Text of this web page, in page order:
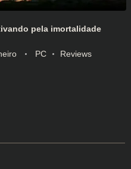
pela imortalidade
PC Reviews